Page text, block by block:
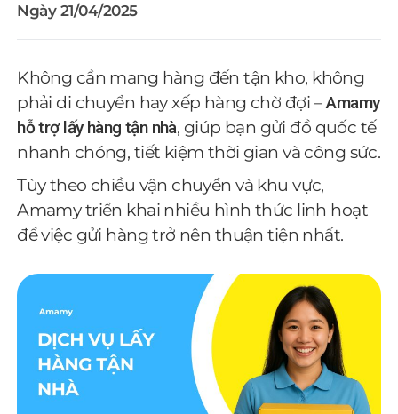
Ngày 21/04/2025
Không cần mang hàng đến tận kho, không
phải di chuyển hay xếp hàng chờ đợi –Amamy
hỗ trợ lấy hàng tận nhà, giúp bạn gửi đồ quốc tế
nhanh chóng, tiết kiệm thời gian và công sức.
Tùy theo chiều vận chuyển và khu vực,
Amamy triển khai nhiều hình thức linh hoạt
để việc gửi hàng trở nên thuận tiện nhất.